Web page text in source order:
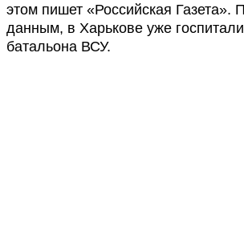
этом пишет «Российская
данным, в Харькове уже
батальона ВСУ.